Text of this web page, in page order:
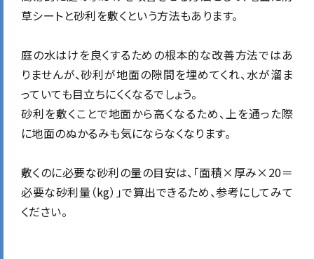
草シートと砂利を敷くという方法もあります。
庭の水はけを良くするための根本的な改善方法ではあ
りませんが、砂利が地面の隙間を埋めてくれ、水が溜ま
っていても目立ちにくくなるでしょう。
砂利を敷くことで地面から高くなるため、上を通った際
に地面のぬかるみも気にならなくなります。
敷くのに必要な砂利の量の目安は、「面積×厚み×20＝
必要な砂利量（kg）」で算出できるため、参考にしてみて
ください。